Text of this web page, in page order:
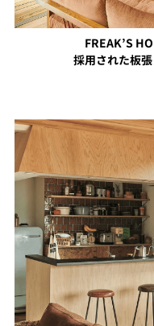
FREAK’S
採用された板張